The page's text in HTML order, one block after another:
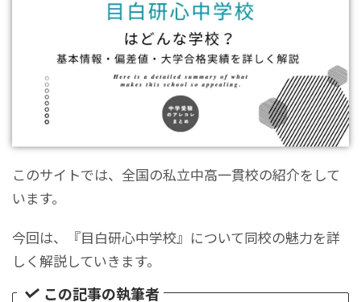
このサイトでは、全国の私立中高一貫校の紹介をして
います。
今回は、『目白研心中学校』について同校の魅力を詳
しく解説していきます。
この記事の執筆者